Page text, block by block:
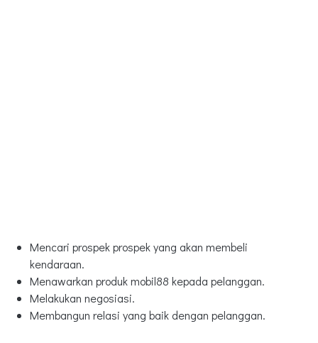
Mencari prospek prospek yang akan membeli
kendaraan.
Menawarkan produk mobil88 kepada pelanggan.
Melakukan negosiasi.
Membangun relasi yang baik dengan pelanggan.